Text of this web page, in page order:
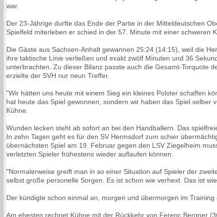
war.
Der 23-Jährige durfte das Ende der Partie in der Mitteldeutschen
Spielfeld miterleben er schied in der 57. Minute mit einer schweren
Die Gäste aus Sachsen-Anhalt gewannen 25:24 (14:15), weil die
ihre taktische Linie verließen und exakt zwölf Minuten und 36
unterbrachten. Zu dieser Bilanz passte auch die Gesamt-Torquote
erzielte der SVH nur neun Treffer.
"Wir hätten uns heute mit einem Sieg ein kleines Polster schaffen
hat heute das Spiel gewonnen, sondern wir haben das Spiel selber
Kühne.
Wunden lecken steht ab sofort an bei den Handballern. Das
In zehn Tagen geht es für den SV Hermsdorf zum schier
übernächsten Spiel am 19. Februar gegen den LSV Ziegelheim
verletzten Spieler frühestens wieder auflaufen können.
"Normalerweise greift man in so einer Situation auf Spieler der
selbst große personelle Sorgen. Es ist schon wie verhext. Das ist
Der kündigte schon einmal an, morgen und übermorgen im
Am ehesten rechnet Kühne mit der Rückkehr von Ferenc Bergner